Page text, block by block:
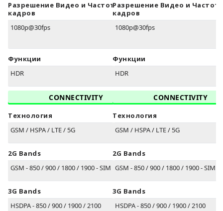
Разрешение Видео и Частота
кадров
1080p@30fps
Функции
HDR
CONNECTIVITY
Технология
GSM / HSPA / LTE / 5G
2G Bands
GSM - 850 / 900 / 1800 / 1900 - SIM 1 & SIM 2
3G Bands
HSDPA - 850 / 900 / 1900 / 2100
Разрешение Видео и Частота
кадров
1080p@30fps
Функции
HDR
CONNECTIVITY
Технология
GSM / HSPA / LTE / 5G
2G Bands
GSM - 850 / 900 / 1800 / 1900 - SIM 1
3G Bands
HSDPA - 850 / 900 / 1900 / 2100